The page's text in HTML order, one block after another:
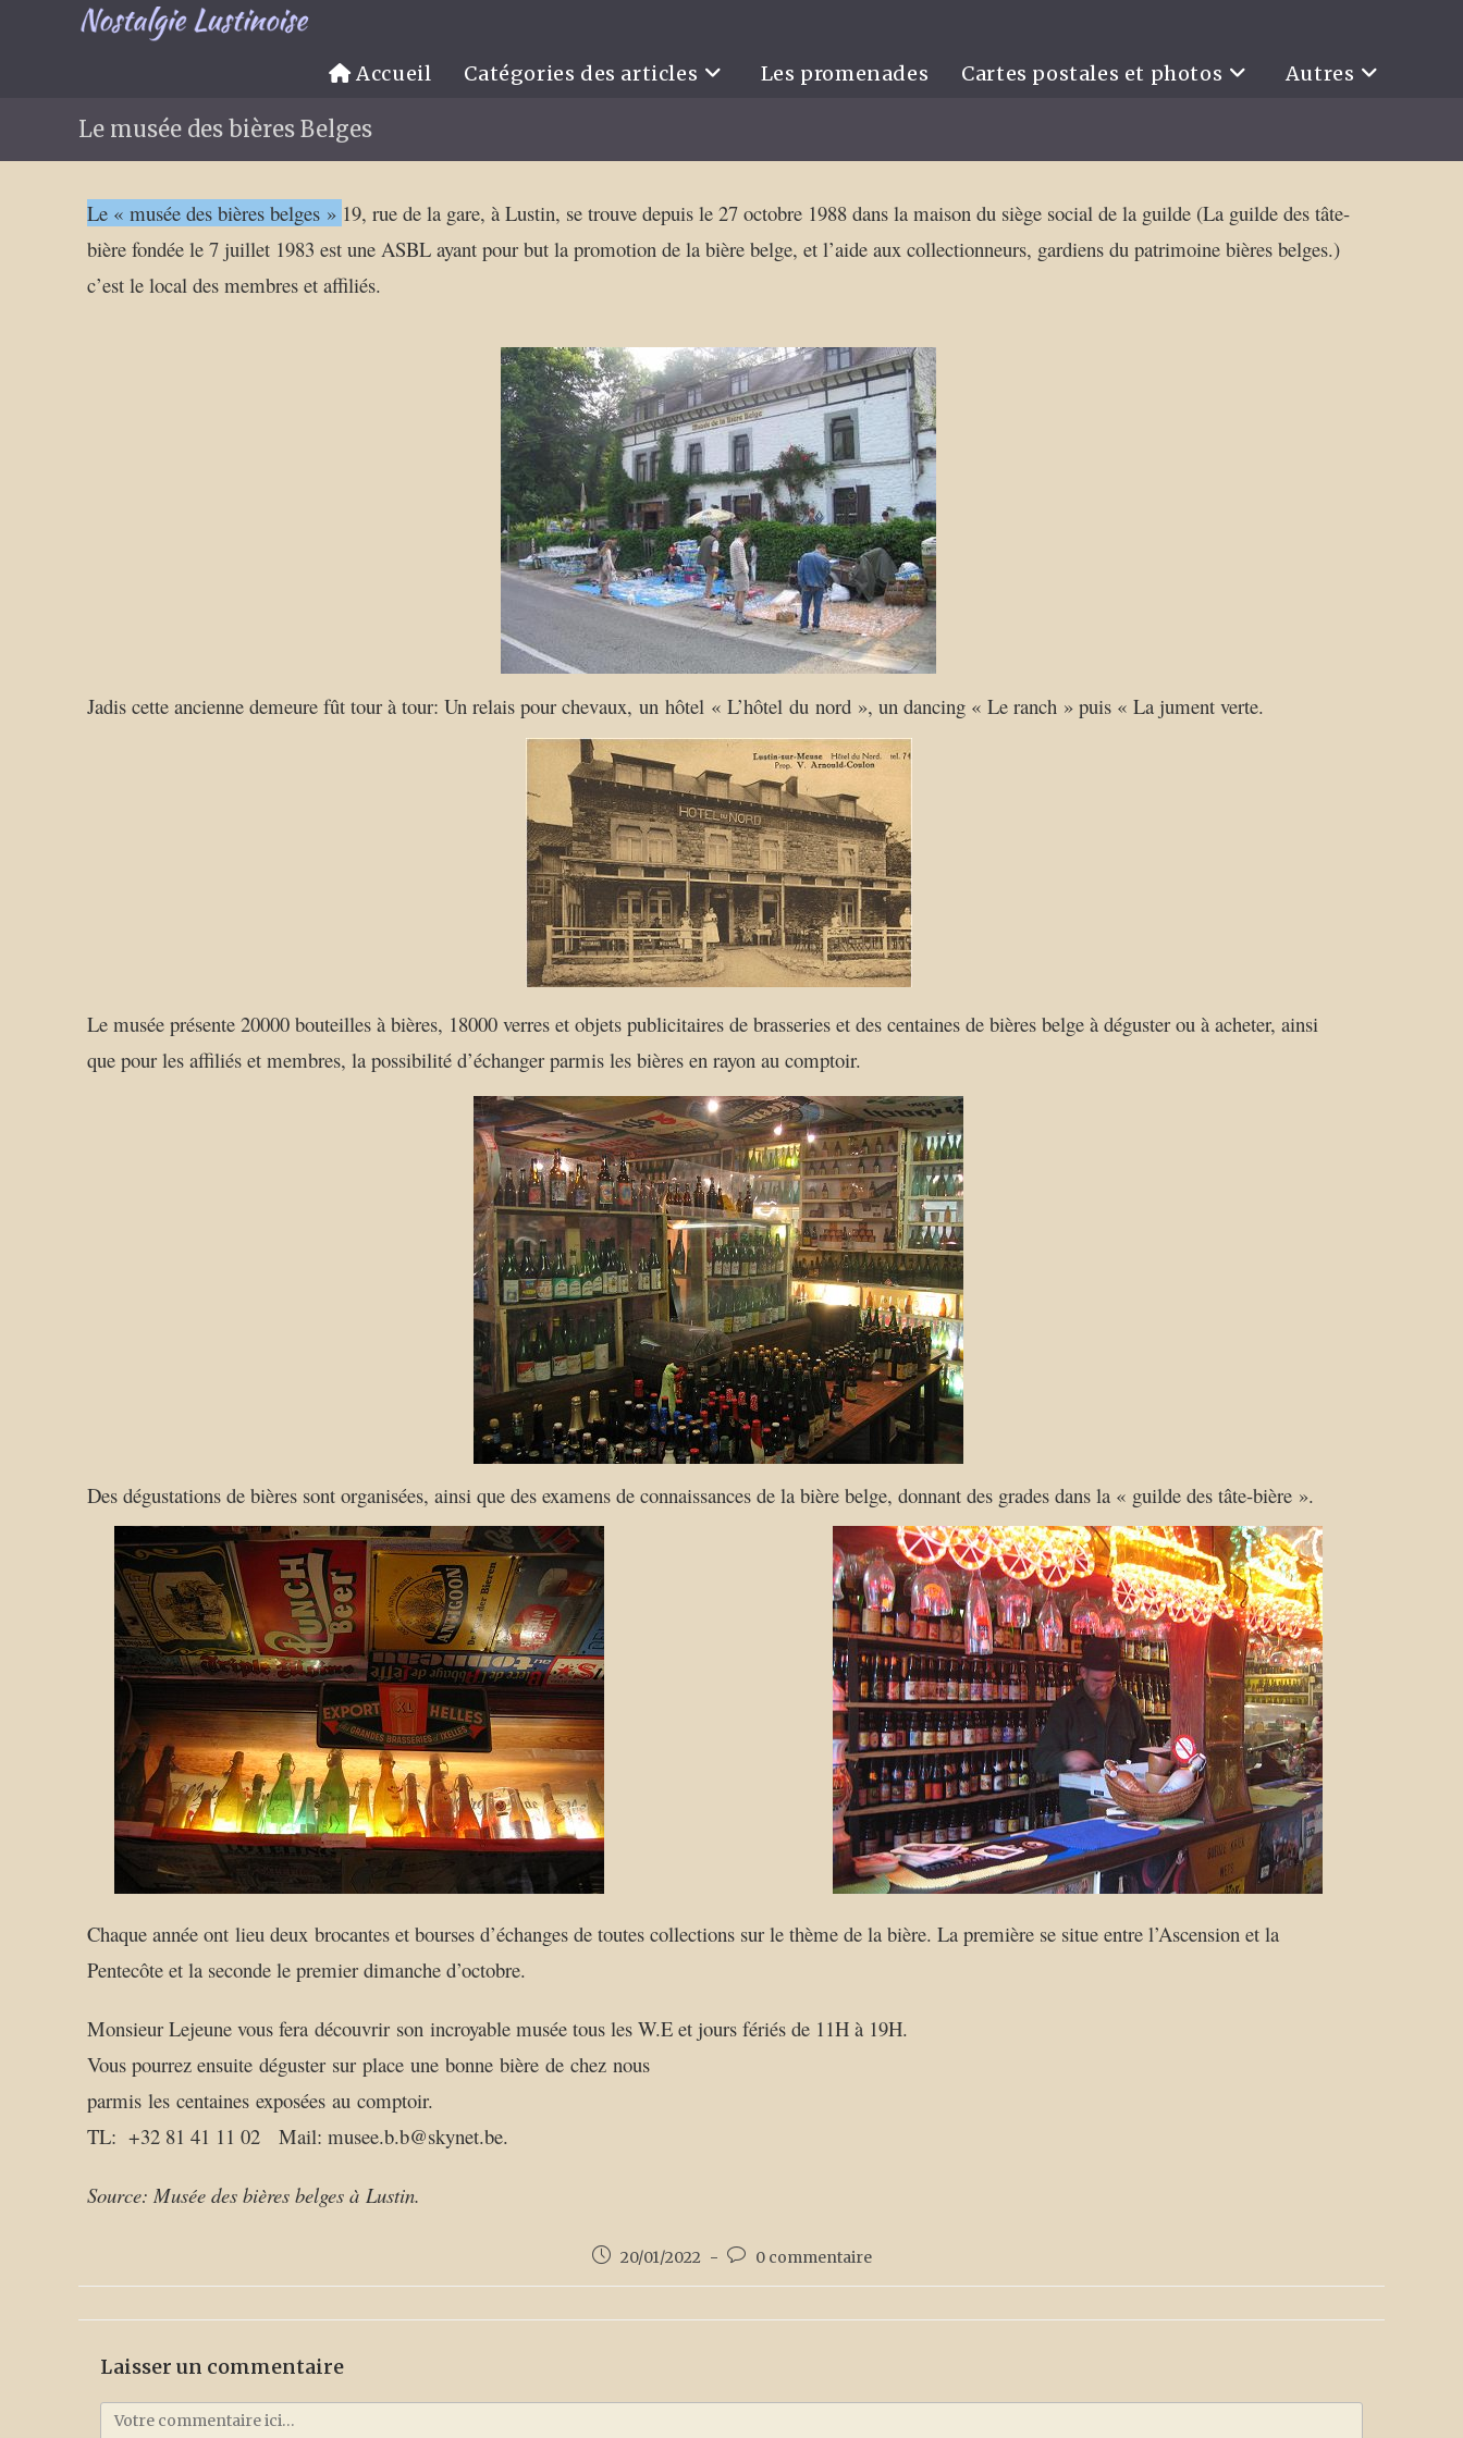
Accueil Catégories des articles Les promenades Cartes postales et photos Autres
Le musée des bières Belges
Le « musée des bières belges » 19, rue de la gare, à Lustin, se trouve depuis le 27 octobre 1988 dans la maison du siège social de la guilde (La guilde des tâte-
bière fondée le 7 juillet 1983 est une ASBL ayant pour but la promotion de la bière belge, et l’aide aux collectionneurs, gardiens du patrimoine bières belges.)
c’est le local des membres et affiliés.
Jadis cette ancienne demeure fût tour à tour: Un relais pour chevaux, un hôtel « L’hôtel du nord », un dancing « Le ranch » puis « La jument verte.
Le musée présente 20000 bouteilles à bières, 18000 verres et objets publicitaires de brasseries et des centaines de bières belge à déguster ou à acheter, ainsi
que pour les affiliés et membres, la possibilité d’échanger parmis les bières en rayon au comptoir.
Des dégustations de bières sont organisées, ainsi que des examens de connaissances de la bière belge, donnant des grades dans la « guilde des tâte-bière ».
Chaque année ont lieu deux brocantes et bourses d’échanges de toutes collections sur le thème de la bière. La première se situe entre l’Ascension et la
Pentecôte et la seconde le premier dimanche d’octobre.
Monsieur Lejeune vous fera découvrir son incroyable musée tous les W.E et jours fériés de 11H à 19H.
Vous pourrez ensuite déguster sur place une bonne bière de chez nous
parmis les centaines exposées au comptoir.
TL: +32 81 41 11 02 Mail: musee.b.b@skynet.be.
Source: Musée des bières belges à Lustin.
20/01/2022 0 commentaire
Laisser un commentaire